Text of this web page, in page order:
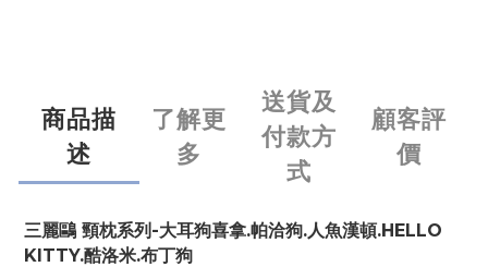
商品描
述
了解更
多
送貨及
付款方
式
顧客評
價
三麗鷗 頸枕系列-大耳狗喜拿.帕洽狗.人魚漢頓.HELLO
KITTY.酷洛米.布丁狗